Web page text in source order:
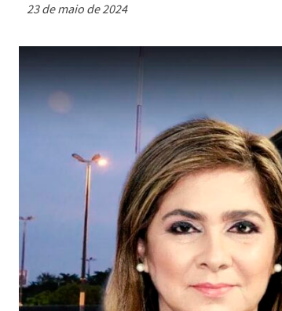
23 de maio de 2024